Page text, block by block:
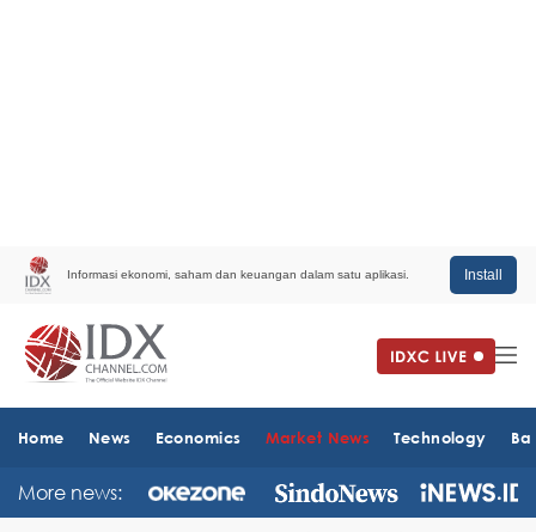
Informasi ekonomi, saham dan keuangan dalam satu aplikasi. Install
Home News Economics Market News Technology
More news: